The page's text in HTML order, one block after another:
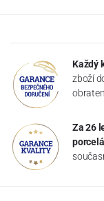
Každý
zboží
Za 26